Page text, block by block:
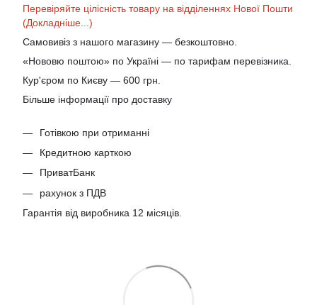
Перевіряйте цілісність товару на відділеннях Нової Пошти
(Докладніше...)
Самовивіз з нашого магазину — безкоштовно.
«Нововю поштою» по Україні — по тарифам перевізника.
Кур'єром по Києву — 600 грн.
Більше інформації про доставку
Готівкою при отриманні
Кредитною карткою
ПриватБанк
рахунок з ПДВ
Гарантія від виробника 12 місяців.